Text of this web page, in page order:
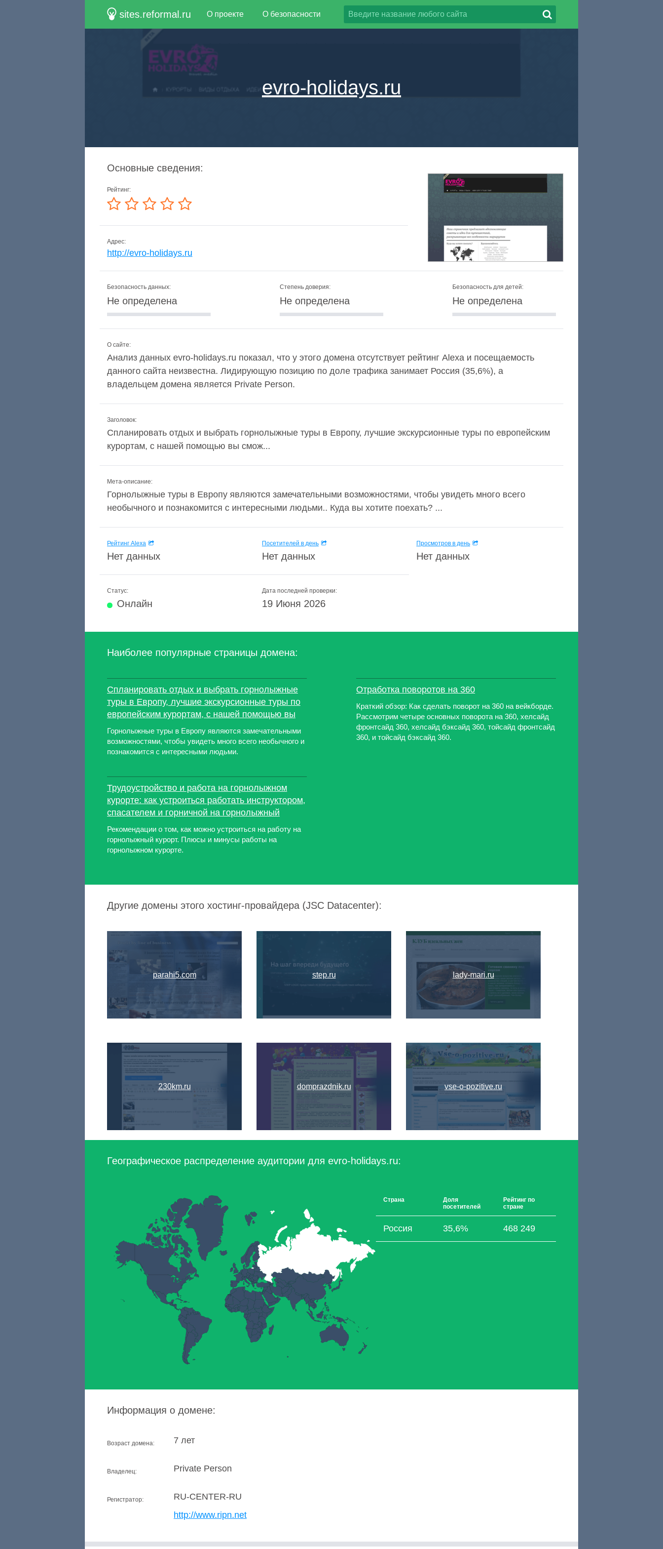
sites.reformal.ru О проекте О безопасности
evro-holidays.ru
Основные сведения:
Рейтинг:
Адрес:
http://evro-holidays.ru
Безопасность данных:
Не определена
Степень доверия:
Не определена
Безопасность для детей:
Не определена
О сайте:
Анализ данных evro-holidays.ru показал, что у этого домена отсутствует рейтинг Alexa и посещаемость
данного сайта неизвестна. Лидирующую позицию по доле трафика занимает Россия (35,6%), а
владельцем домена является Private Person.
Заголовок:
Спланировать отдых и выбрать горнолыжные туры в Европу, лучшие экскурсионные туры по европейским
курортам, с нашей помощью вы смож...
Мета-описание:
Горнолыжные туры в Европу являются замечательными возможностями, чтобы увидеть много всего
необычного и познакомится с интересными людьми.. Куда вы хотите поехать? ...
Рейтинг Alexa
Нет данных
Посетителей в день
Нет данных
Просмотров в день
Нет данных
Статус:
Онлайн
Дата последней проверки:
19 Июня 2026
Наиболее популярные страницы домена:
Спланировать отдых и выбрать горнолыжные
туры в Европу, лучшие экскурсионные туры по
европейским курортам, с нашей помощью вы
Горнолыжные туры в Европу являются замечательными
возможностями, чтобы увидеть много всего необычного и
познакомится с интересными людьми.
Трудоустройство и работа на горнолыжном
курорте: как устроиться работать инструктором,
спасателем и горничной на горнолыжный
Рекомендации о том, как можно устроиться на работу на
горнолыжный курорт. Плюсы и минусы работы на
горнолыжном курорте.
Отработка поворотов на 360
Краткий обзор: Как сделать поворот на 360 на вейкборде.
Рассмотрим четыре основных поворота на 360, хелсайд
фронтсайд 360, хелсайд бэксайд 360, тойсайд фронтсайд
360, и тойсайд бэксайд 360.
Другие домены этого хостинг-провайдера (JSC Datacenter):
parahi5.com
230km.ru
step.ru
domprazdnik.ru
lady-mari.ru
vse-o-pozitive.ru
Географическое распределение аудитории для evro-holidays.ru:
Страна
Доля
посетителей
Рейтинг по
стране
Россия 35,6% 468 249
Информация о домене:
Возраст домена: 7 лет
Владелец: Private Person
Регистратор:
RU-CENTER-RU
http://www.ripn.net